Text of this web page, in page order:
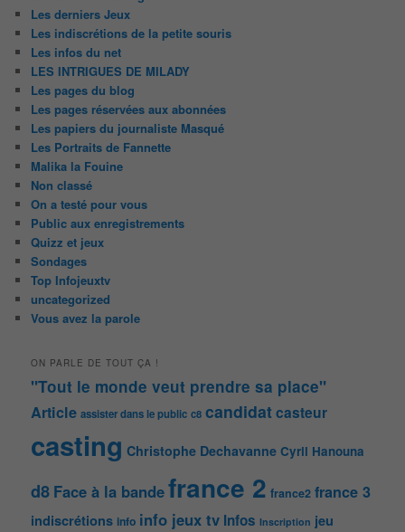
Les derniers Jeux
Les indiscrétions de la petite souris
Les infos du net
LES INTRIGUES DE MILADY
Les pages du blog
Les pages réservées aux abonnées
Les papiers du journaliste Masqué
Les Portraits de Fannette
Malika la Fouine
Non classé
On a testé pour vous
Public aux enregistrements
Quizz et jeux
Sondages
Top Infojeuxtv
uncategorized
Vous avez la parole
ON PARLE DE TOUT ÇA !
"Tout le monde veut prendre sa place"
Article assister dans le public c8 candidatcasteur
casting Christophe Dechavanne Cyril Hanouna
d8 Face à la bandefrance 2 france2 france 3
indiscrétions info info jeux tv Infos Inscription jeu